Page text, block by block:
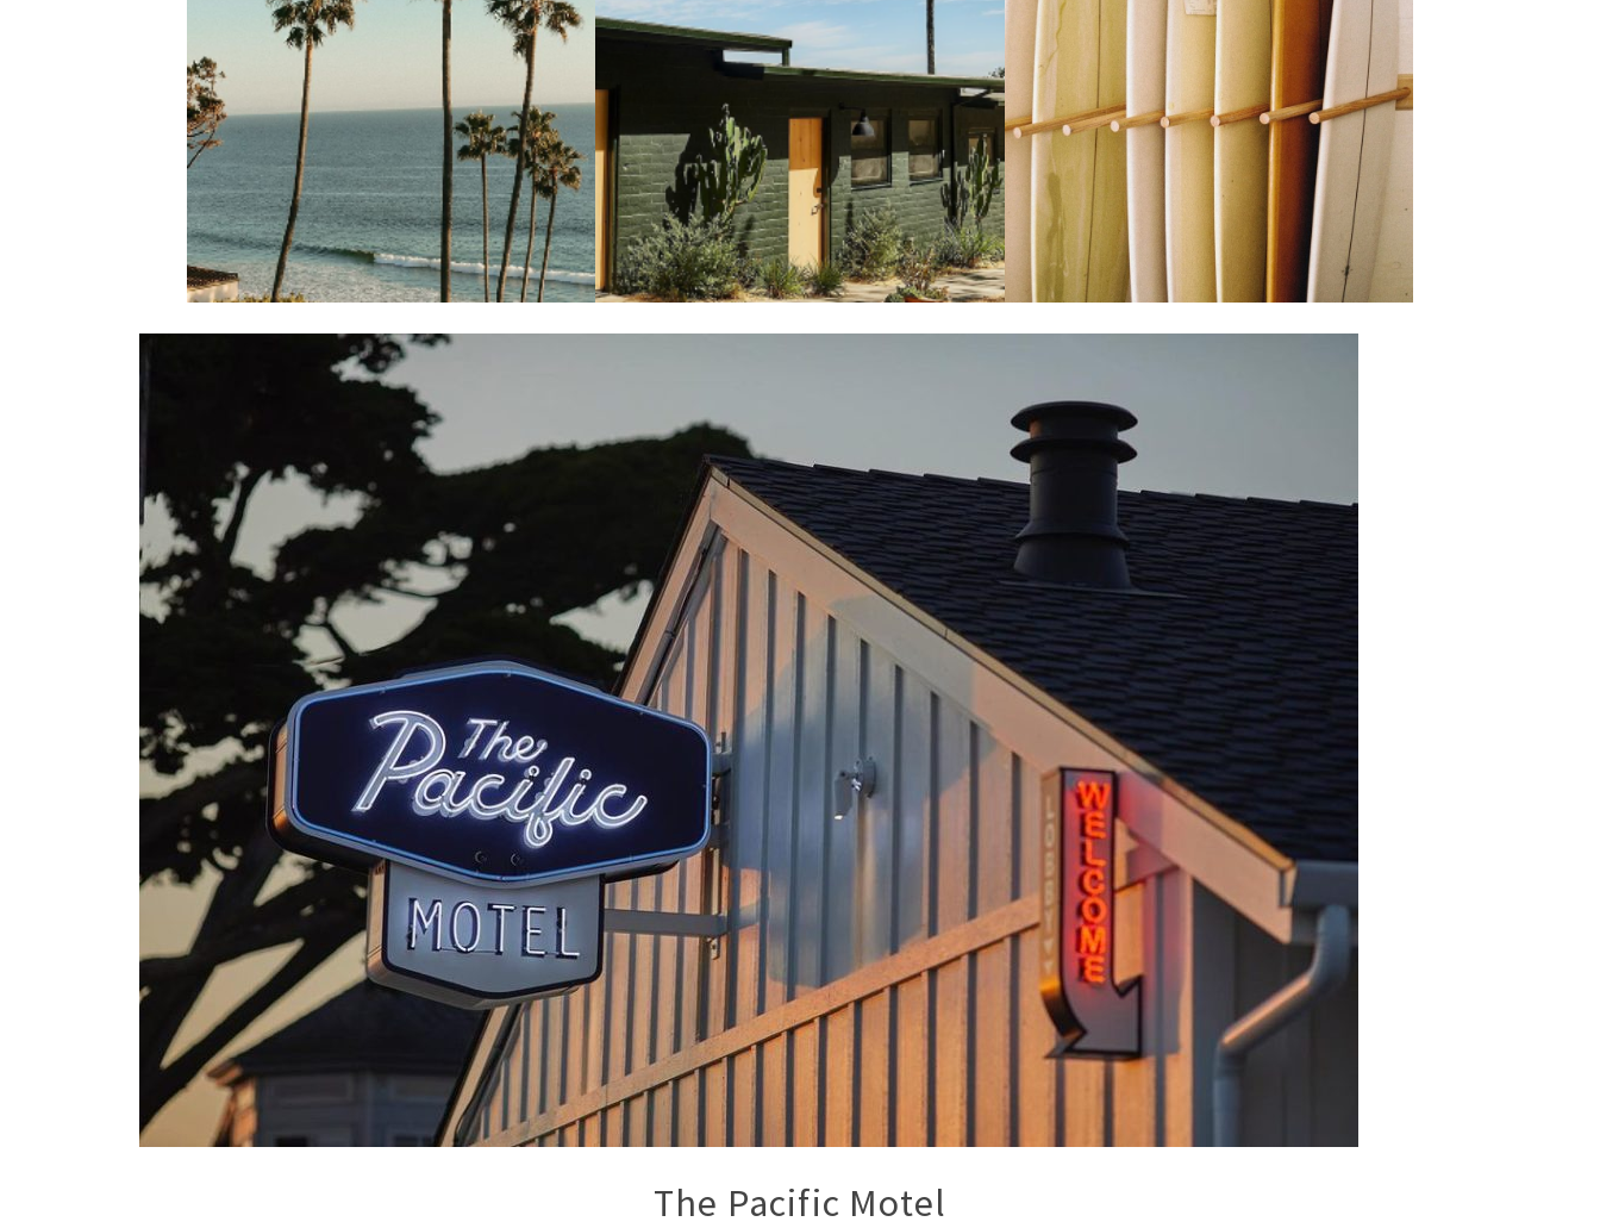
The Pacific Motel